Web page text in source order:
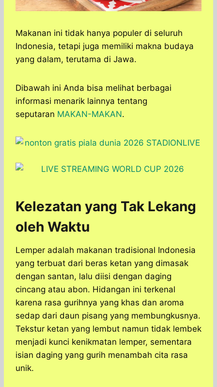
​Makanan ini tidak hanya populer di seluruh
Indonesia, tetapi juga memiliki makna budaya
yang dalam, terutama di Jawa.
Dibawah ini Anda bisa melihat berbagai
informasi menarik lainnya tentang
seputaran MAKAN-MAKAN.
Kelezatan yang Tak Lekang
oleh Waktu
Lemper adalah makanan tradisional Indonesia
yang terbuat dari beras ketan yang dimasak
dengan santan, lalu diisi dengan daging
cincang atau abon. Hidangan ini terkenal
karena rasa gurihnya yang khas dan aroma
sedap dari daun pisang yang membungkusnya.
Tekstur ketan yang lembut namun tidak lembek
menjadi kunci kenikmatan lemper, sementara
isian daging yang gurih menambah cita rasa
unik.